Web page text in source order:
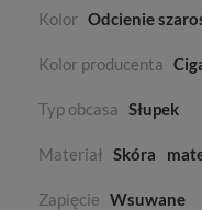
Kolor Odcienie
Kolor producenta
Typ obcasa Słupek
Materiał Skóra
Zapięcie Wsuwane